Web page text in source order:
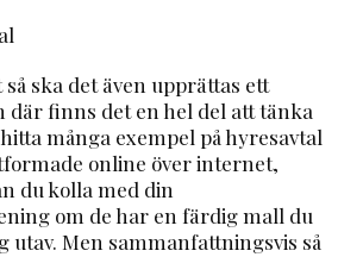
ska det även upprättas ett
där finns det en hel del att tänka
många exempel på hyresavtal
online över internet,
du kolla med din
om de har en färdig mall du
utav. Men sammanfattningsvis så